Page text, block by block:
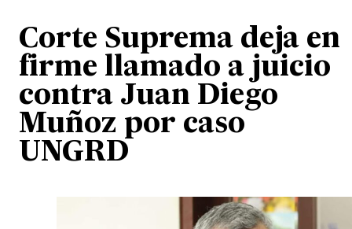
Corte Suprema deja en
firme llamado a juicio
contra Juan Diego
Muñoz por caso
UNGRD